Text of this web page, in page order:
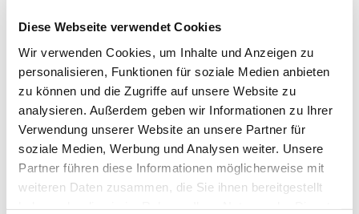
Diese Webseite verwendet Cookies
Wir verwenden Cookies, um Inhalte und Anzeigen zu
personalisieren, Funktionen für soziale Medien anbieten
zu können und die Zugriffe auf unsere Website zu
analysieren. Außerdem geben wir Informationen zu Ihrer
Verwendung unserer Website an unsere Partner für
soziale Medien, Werbung und Analysen weiter. Unsere
Partner führen diese Informationen möglicherweise mit
weiteren Daten zusammen, die Sie ihnen bereitgestellt
unserer Gemeinde am Sonntag, 1. November 2026,
um 10.30 Uhr in die Herbeder Kirche. Besonders
freuen wir uns auf alle, die im Jahr 2021 getauft
wurden. Bringen Sie gerne Ihre Taufkerze mit! Wir
freuen uns auf Sie und euch!
Im Anschluss an den Gottesdienst gibt es die
Möglichkeit, sich für die Norderney-
Gemeindefreizeit vom 9. bis 16. Oktober 2027
anzumelden.